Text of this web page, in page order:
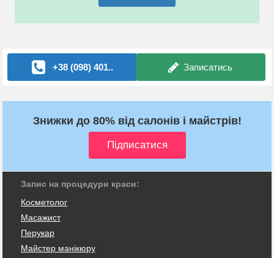
+38 (098) 401.. Записатись
Знижки до 80% від салонів і майстрів!
Запис на процедури краси:
Косметолог
Масажист
Перукар
Майстер манікюру